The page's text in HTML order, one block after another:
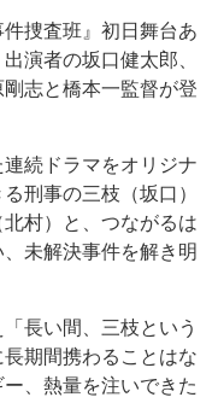
捜査班』初日舞台あ
演者の坂口健太郎、
志と橋本一監督が登
続ドラマをオリジナ
刑事の三枝（坂口）
村）と、つながるは
未解決事件を解き明
長い間、三枝という
期間携わることはな
、熱量を注いできた